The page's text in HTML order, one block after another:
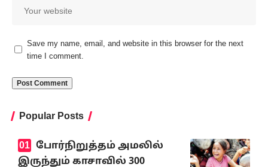
Save my name, email, and website in this browser for the next
time I comment.
Popular Posts
போர்நிறுத்தம் அமலில்
இருந்தும் காசாவில் 300